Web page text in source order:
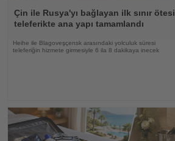
Oku
Çin ile Rusya'yı bağlayan ilk sınır ötesi
teleferikte ana yapı tamamlandı
Heihe ile Blagoveşçensk arasındaki yolculuk süresi
teleferiğin hizmete girmesiyle 6 ila 8 dakikaya inecek